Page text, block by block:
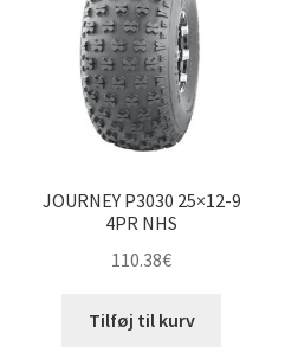
JOURNEY P3030 25×12-9
4PR NHS
110.38€
Tilføj til kurv